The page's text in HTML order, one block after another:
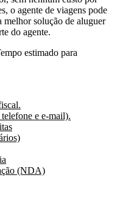
o agente de viagens pode
melhor solução de aluguer
do agente.
estimado para
e e-mail).
(NDA)